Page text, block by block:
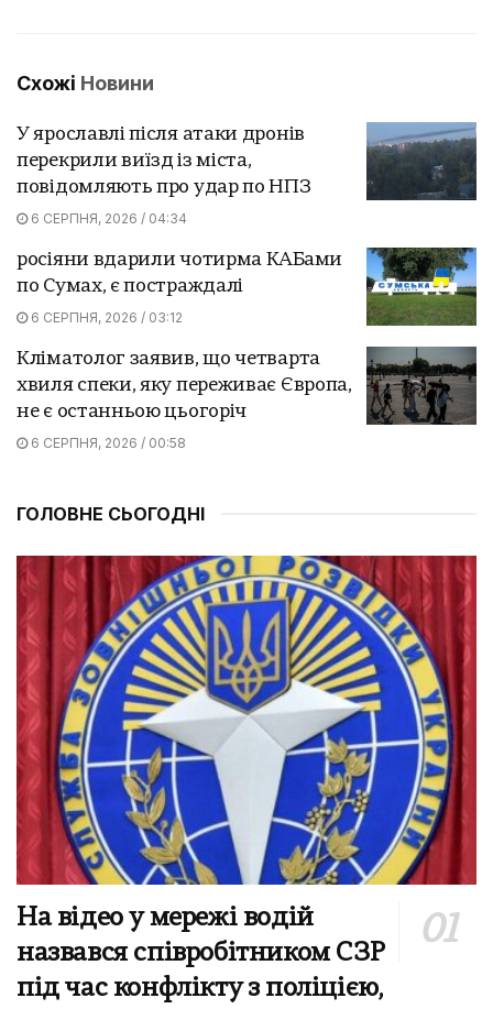
Схожі Новини
У ярославлі після атаки дронів
перекрили виїзд із міста,
повідомляють про удар по НПЗ
6 СЕРПНЯ, 2026 / 04:34
росіяни вдарили чотирма КАБами
по Сумах, є постраждалі
6 СЕРПНЯ, 2026 / 03:12
Кліматолог заявив, що четварта
хвиля спеки, яку переживає Європа,
не є останньою цьогоріч
6 СЕРПНЯ, 2026 / 00:58
ГОЛОВНЕ СЬОГОДНІ
На відео у мережі водій
назвався співробітником СЗР
під час конфлікту з поліцією,